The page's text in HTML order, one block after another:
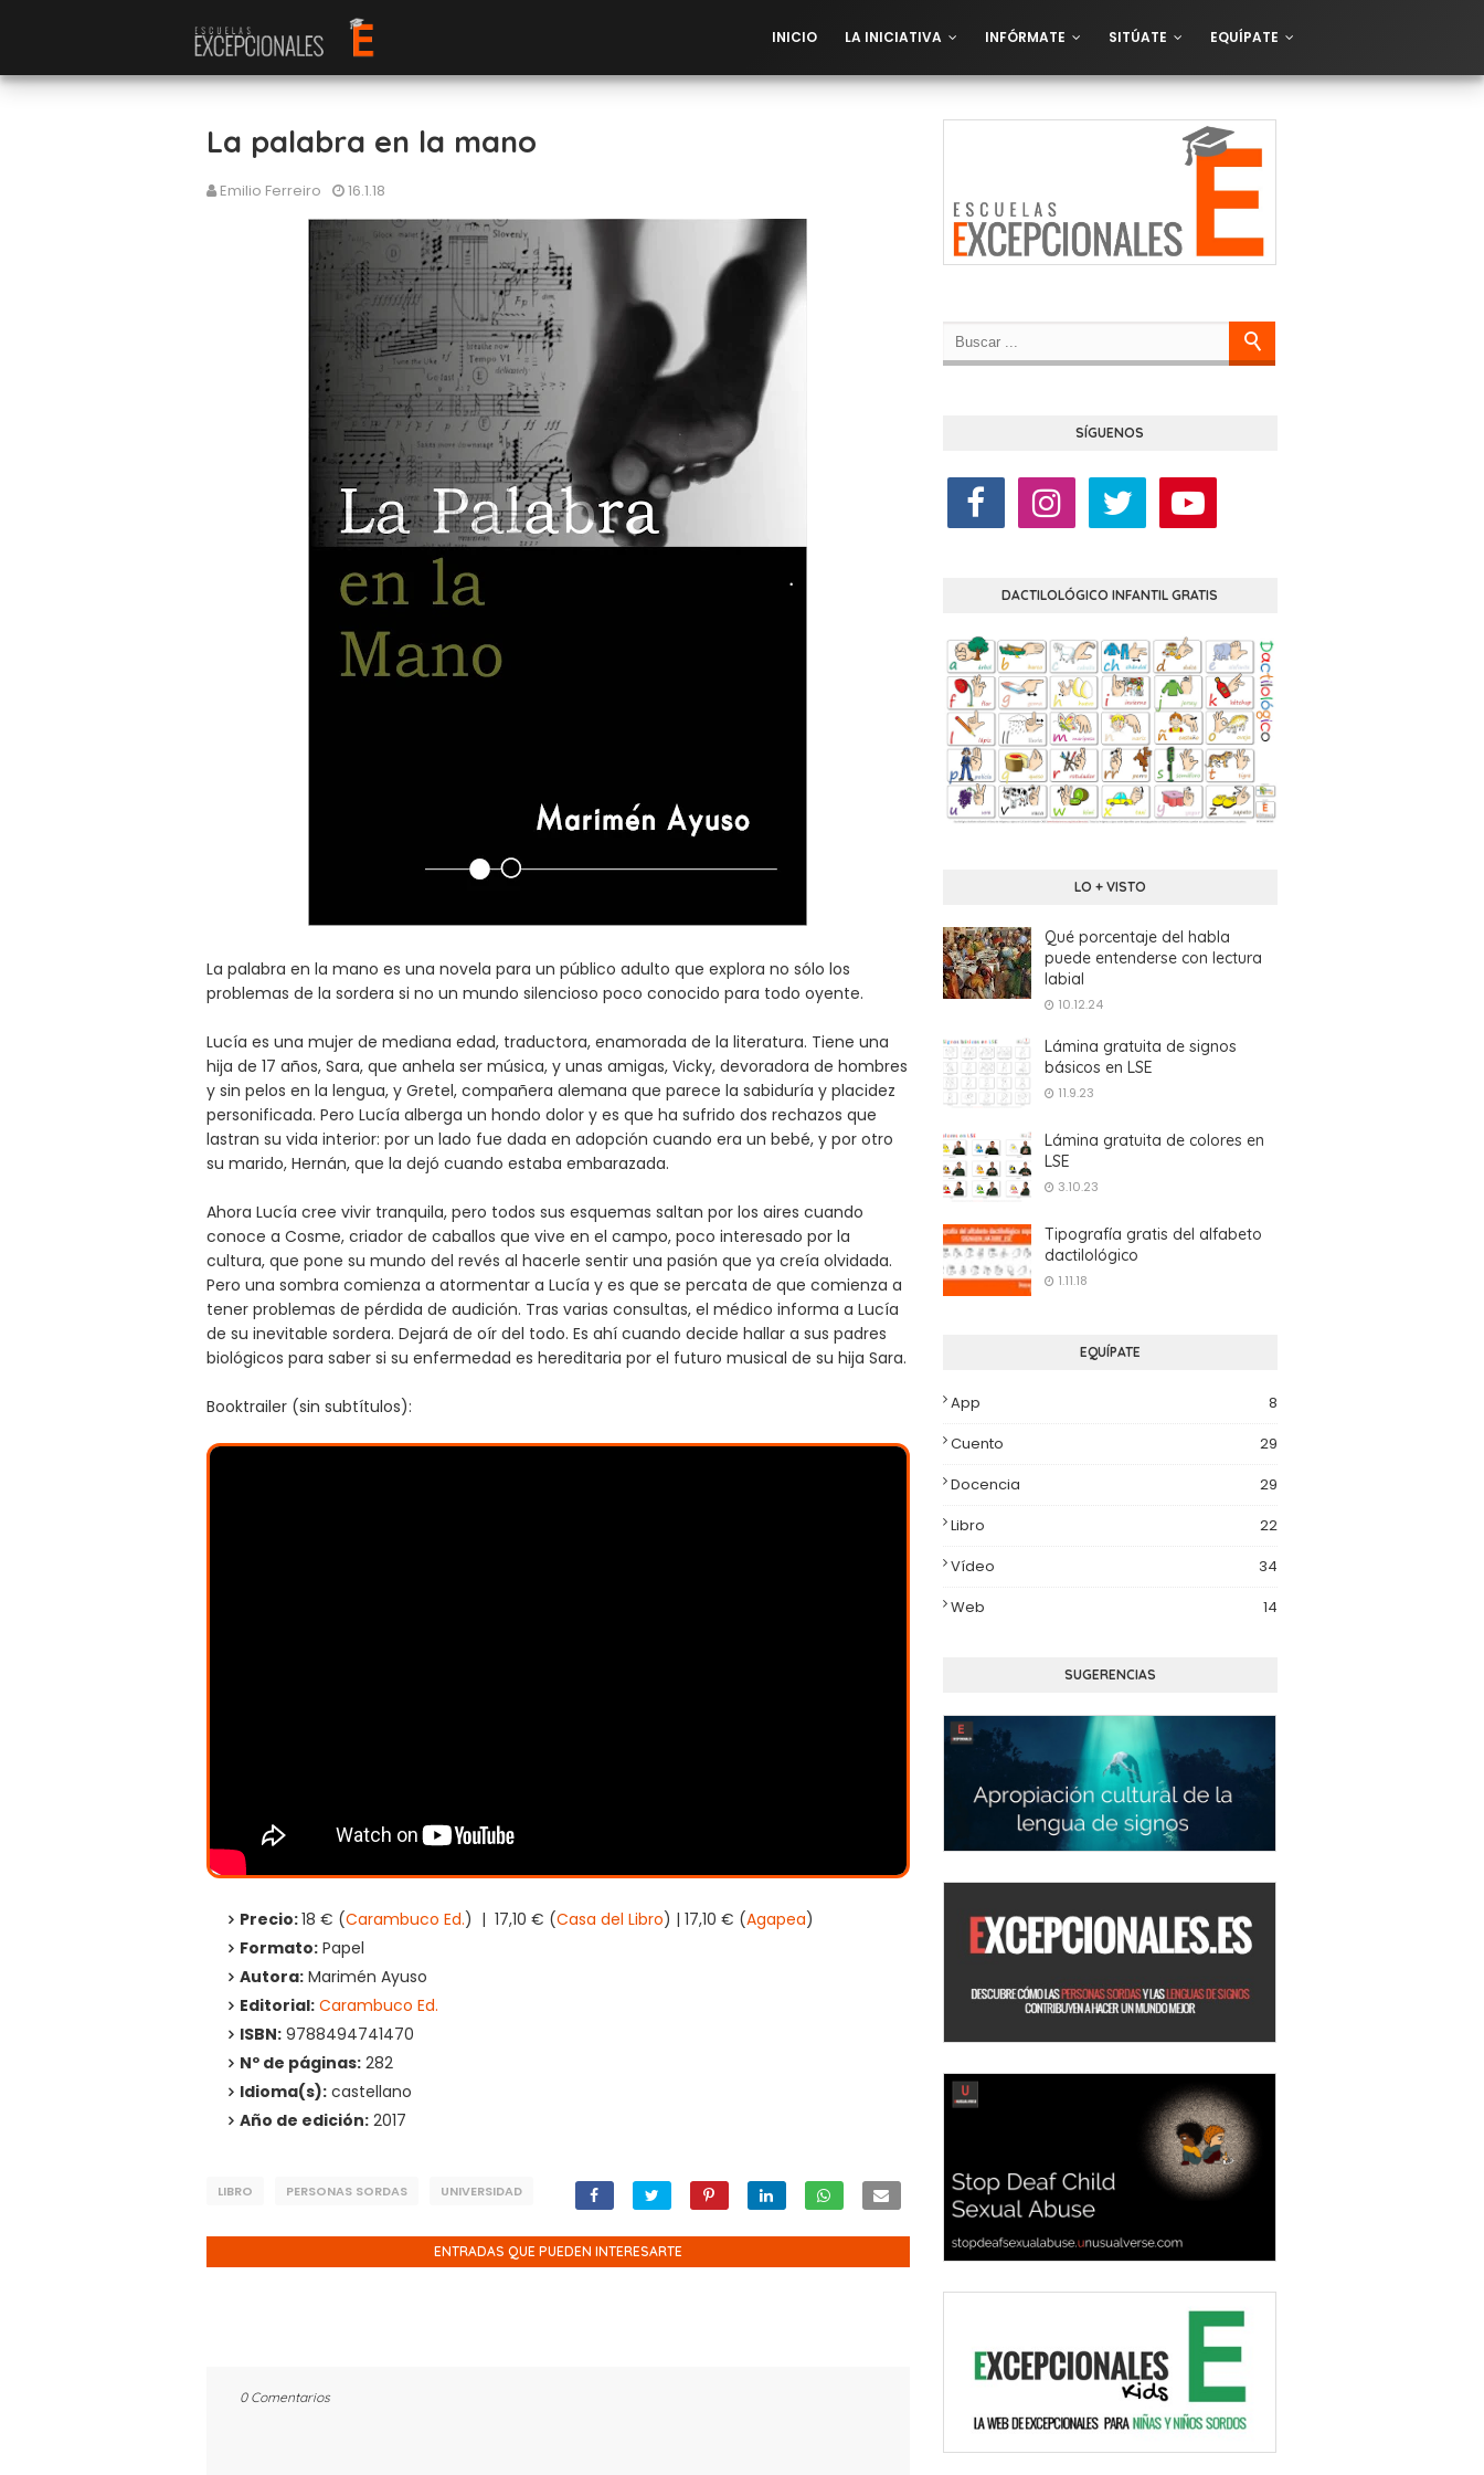
INICIO LA INICIATIVA INFÓRMATE SITÚATE EQUÍPATE
La palabra en la mano
Emilio Ferreiro 16.1.18
La palabra en la mano es una novela para un público adulto que explora no sólo los
problemas de la sordera si no un mundo silencioso poco conocido para todo oyente.
Lucía es una mujer de mediana edad, traductora, enamorada de la literatura. Tiene una
hija de 17 años, Sara, que anhela ser música, y unas amigas, Vicky, devoradora de hombres
y sin pelos en la lengua, y Gretel, compañera alemana que parece la sabiduría y placidez
personificada. Pero Lucía alberga un hondo dolor y es que ha sufrido dos rechazos que
lastran su vida interior: por un lado fue dada en adopción cuando era un bebé, y por otro
su marido, Hernán, que la dejó cuando estaba embarazada.
Ahora Lucía cree vivir tranquila, pero todos sus esquemas saltan por los aires cuando
conoce a Cosme, criador de caballos que vive en el campo, poco interesado por la
cultura, que pone su mundo del revés al hacerle sentir una pasión que ya creía olvidada.
Pero una sombra comienza a atormentar a Lucía y es que se percata de que comienza a
tener problemas de pérdida de audición. Tras varias consultas, el médico informa a Lucía
de su inevitable sordera. Dejará de oír del todo. Es ahí cuando decide hallar a sus padres
biológicos para saber si su enfermedad es hereditaria por el futuro musical de su hija Sara.
Booktrailer (sin subtítulos):
Precio:18 € (Carambuco Ed.) | 17,10 € (Casa del Libro) | 17,10 € (Agapea)
Formato: Papel
Autora: Marimén Ayuso
Editorial: Carambuco Ed.
ISBN: 9788494741470
Nº de páginas: 282
Idioma(s): castellano
Año de edición: 2017
LIBRO PERSONAS SORDAS UNIVERSIDAD
ENTRADAS QUE PUEDEN INTERESARTE
0 Comentarios
SÍGUENOS
DACTILOLÓGICO INFANTIL GRATIS
LO + VISTO
Qué porcentaje del habla
puede entenderse con lectura
labial
10.12.24
Lámina gratuita de signos
básicos en LSE
11.9.23
Lámina gratuita de colores en
LSE
3.10.23
Tipografía gratis del alfabeto
dactilológico
1.11.18
EQUÍPATE
App
8
Cuento
29
Docencia
29
Libro
22
Vídeo
34
Web
14
SUGERENCIAS